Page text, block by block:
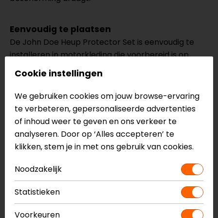
Eenvoudig te plaatsen
De John Doe Heup Protector Set is eenvoudig te
installeren in motorkleding die voorbereid is op
heupprotectie. Zo geef je jouw motoruitrusting snel
een extra veiligheidsupgrade.
Deze protectorset is ontwikkeld voor gebruik in
compatibele John Doe motorjeans en
motorbroeken, maar kan ook passen in andere
motorkleding met geschikte protectievakken.
Meer informatie nodig?
Heb je meer informatie nodig over dit product?
Neem dancontact
met ons op of kom langs in één
vanonze winkelsin Breda, Capelle aan den IJssel,
Cookie instellingen
We gebruiken cookies om jouw browse-ervaring
te verbeteren, gepersonaliseerde advertenties
of inhoud weer te geven en ons verkeer te
analyseren. Door op ‘Alles accepteren’ te
klikken, stem je in met ons gebruik van cookies.
Noodzakelijk
Statistieken
Voorkeuren